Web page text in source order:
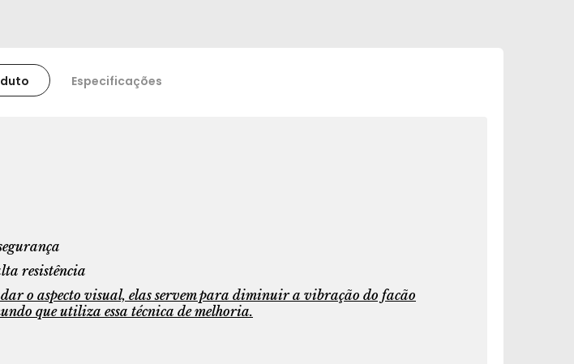
Especificações
resistência
o aspecto visual, elas servem para diminuir a vibração do facão
que utiliza essa técnica de melhoria.